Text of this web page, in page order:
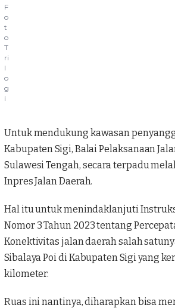
F
o
t
o
T
ri
l
o
g
i
Untuk mendukung kawasan
Kabupaten Sigi, Balai Pelaksanaan
Sulawesi Tengah, secara terpadu
Inpres Jalan Daerah.
Hal itu untuk menindaklanjuti
Nomor 3 Tahun 2023 tentang
Konektivitas jalan daerah salah
Sibalaya Poi di Kabupaten Sigi yang
kilometer.
Ruas ini nantinya, diharapkan bisa